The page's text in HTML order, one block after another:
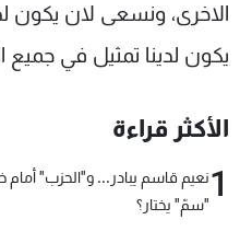
الاخرى، ونسعى لان يكون
يكون لدينا تمثيل في جميع
الأكثر قراءة
1نعيم قاسم يبادر... و"الحزب" أمام
"سمّ" يختار؟